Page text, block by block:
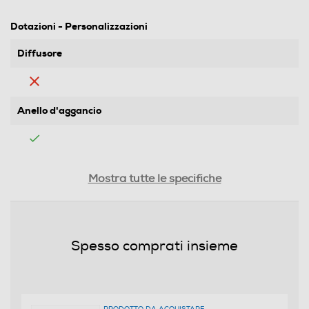
Dotazioni - Personalizzazioni
Diffusore
Anello d'aggancio
Mostra tutte le specifiche
Spesso comprati insieme